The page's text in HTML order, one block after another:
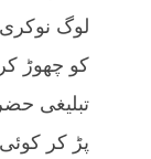
لوگ نوکری
کو چھوڑ
تبلیغی
پڑ کر